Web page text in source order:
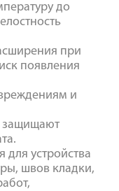
до
при
появления
и
защищают
для устройства
швов кладки,